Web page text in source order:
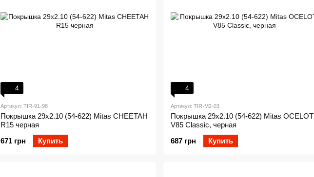
4
Артикул: TIR-91-98
Покрышка 29x2.10 (54-622) Mitas CHEETAH
R15 черная
671 грн
Купить
4
Артикул: TIR-M2-03
Покрышка 29x2.10 (54-622) Mitas OCELOT
V85 Classic, черная
687 грн
Купить